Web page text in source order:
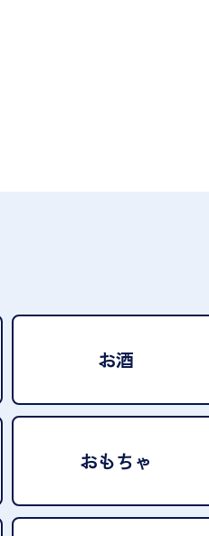
お酒
おもちゃ